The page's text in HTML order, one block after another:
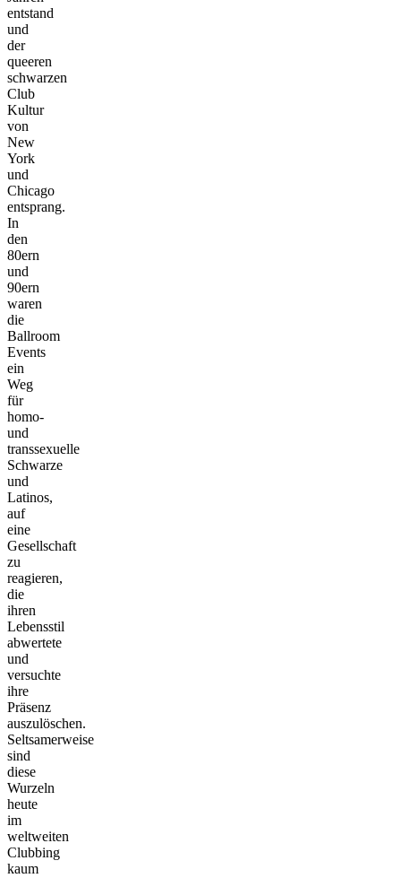
entstand
und
der
queeren
schwarzen
Club
Kultur
von
New
York
und
Chicago
entsprang.
In
den
80ern
und
90ern
waren
die
Ballroom
Events
ein
Weg
für
homo-
und
transsexuelle
Schwarze
und
Latinos,
auf
eine
Gesellschaft
zu
reagieren,
die
ihren
Lebensstil
abwertete
und
versuchte
ihre
Präsenz
auszulöschen.
Seltsamerweise
sind
diese
Wurzeln
heute
im
weltweiten
Clubbing
kaum